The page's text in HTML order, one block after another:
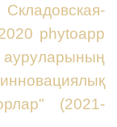
phytoapp
(2021-